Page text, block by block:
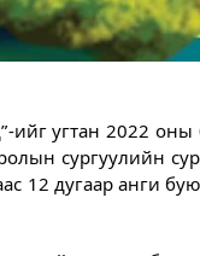
ийг угтан 2022
сургуулийн
12 дугаар анги